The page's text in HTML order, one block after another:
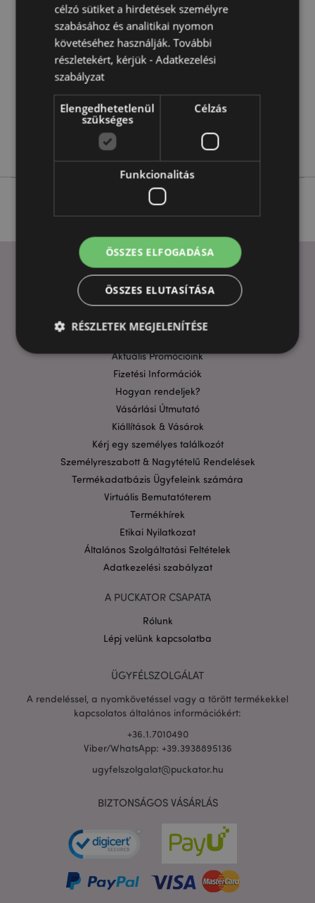
További
Információ
Magasság 31cm Szélesség 24cm Vastagság 9cm
5055071789311
24
Nem
Nem
Adoramals
HASZNOS LINKEK
GYIK
Aktuális Promócióink
Fizetési Információk
Hogyan rendeljek?
Vásárlási Útmutató
Kiállítások & Vásárok
Kérj egy személyes találkozót
Személyreszabott & Nagytételű Rendelések
Termékadatbázis Ügyfeleink számára
Virtuális Bemutatóterem
Termékhírek
Etikai Nyilatkozat
Általános Szolgáltatási Feltételek
Adatkezelési szabályzat
A PUCKATOR CSAPATA
Rólunk
Lépj velünk kapcsolatba
ÜGYFÉLSZOLGÁLAT
A rendeléssel, a nyomkövetéssel vagy a törött termékekkel
kapcsolatos általános információkért:
+36.1.7010490
Viber/WhatsApp: +39.3938895136
ugyfelszolgalat@puckator.hu
BIZTONSÁGOS VÁSÁRLÁS
célzó sütiket a hirdetések személyre
szabásához és analitikai nyomon
követéséhez használják. További
részletekért, kérjük -Adatkezelési
szabályzat
Elengedhetetlenül
szükséges
Célzás
Funkcionalitás
ÖSSZES ELFOGADÁSA
ÖSSZES ELUTASÍTÁSA
RÉSZLETEK MEGJELENÍTÉSE
Funkcionalitás
A weboldal működéséhez feltétlenül szükséges sütik
lehetővé teszik a webhely alapvető funkcióit,
például a felhasználói bejelentkezést és a
fiókkezelést. A weboldal nem használható
megfelelően a feltétlenül szükséges sütik nélkül.
adatvédelmi szabályzatát